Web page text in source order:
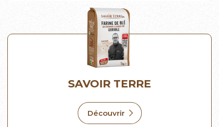
SAVOIR TERRE
Découvrir